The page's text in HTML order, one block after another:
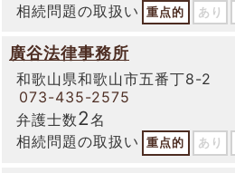
相続問題の取扱い
重点的 あり
廣谷法律事務所
和歌山県和歌山市五番丁8-2
073-435-2575
弁護士数2名
相続問題の取扱い
重点的 あり